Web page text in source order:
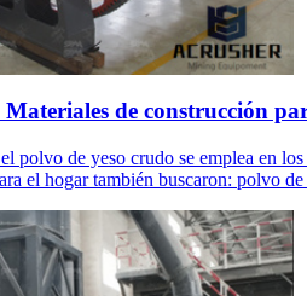
Materiales de construcción
polvo de yeso crudo se emplea en
el hogar también buscaron: polvo